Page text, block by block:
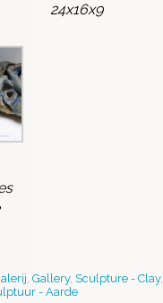
24x16x9
, Gallery, Sculpture - Clay,
- Aarde